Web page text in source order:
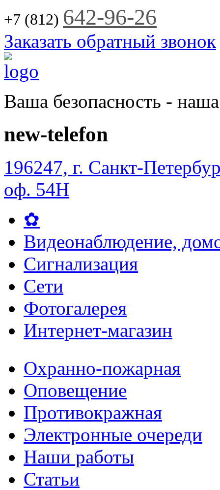
+7 (812) 642-96-26
Заказать обратный звонок
Ваша безопасность -
new-telefon
196247, г. Санкт-
оф. 54Н
✿
Видеонаблюдение,
Сигнализация
Сети
Фотогалерея
Интернет-магазин
Охранно-пожарная
Оповещение
Противокражная
Электронные очереди
Наши работы
Статьи